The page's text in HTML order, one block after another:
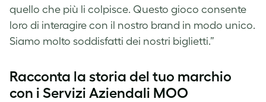
quello che più li colpisce. Questo gioco consente
loro di interagire con il nostro brand in modo unico.
Siamo molto soddisfatti dei nostri biglietti.”
Racconta la storia del tuo marchio
con i Servizi Aziendali MOO